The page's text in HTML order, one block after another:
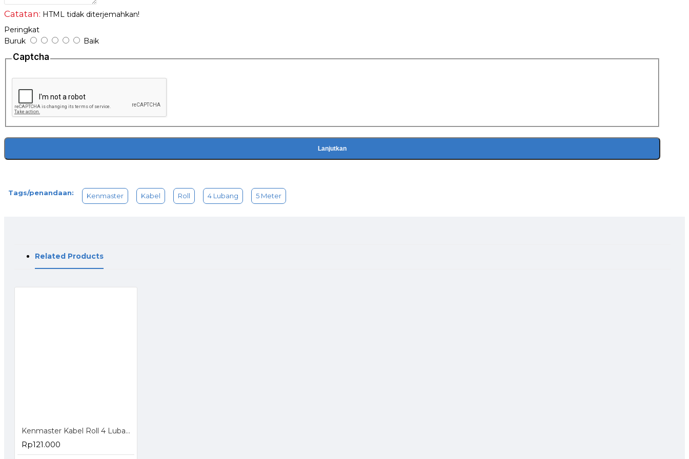
Catatan: HTML tidak diterjemahkan!
Peringkat
Buruk
Baik
Captcha
Lanjutkan
Tags/penandaan: Kenmaster Kabel Roll 4 Lubang 5 Meter
Related Products
Kenmaster Kabel Roll 4 Lubang 5 Meter
Rp121.000